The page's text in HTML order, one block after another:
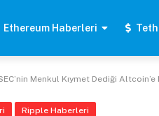
Ethereum Haberleri
Menkul Kıymet Dediği
Ripple Haberleri